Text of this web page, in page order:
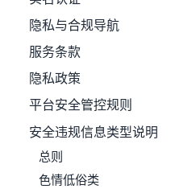
隐私与合规导航
服务条款
隐私政策
平台安全管控规则
安全违规信息类型说明
总则
色情低俗类